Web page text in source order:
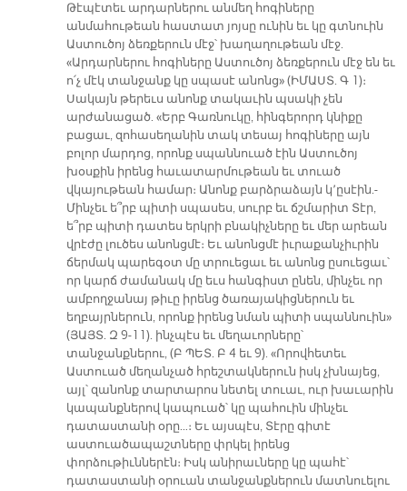
Թէպէտեւ արդարներու անմեղ հոգիները
անմահութեան հաստատ յոյսը ունին եւ կը գտնուին
Աստուծոյ ձեռքերուն մէջ՝ խաղաղութեան մէջ.
«Արդարներու հոգիները Աստուծոյ ձեռքերուն մէջ են եւ
ո՛չ մէկ տանջանք կը սպասէ անոնց» (ԻՄԱՍՏ. Գ 1)։
Սակայն թերեւս անոնք տակաւին պսակի չեն
արժանացած. «Երբ Գառնուկը, հինգերորդ կնիքը
բացաւ, զոհասեղանին տակ տեսայ հոգիները այն
բոլոր մարդոց, որոնք սպաննուած էին Աստուծոյ
խօսքին իրենց հաւատարմութեան եւ տուած
վկայութեան համար։ Անոնք բարձրաձայն կ՚ըսէին.-
Մինչեւ ե՞րբ պիտի սպասես, սուրբ եւ ճշմարիտ Տէր,
ե՞րբ պիտի դատես երկրի բնակիչները եւ մեր արեան
վրէժը լուծես անոնցմէ։ Եւ անոնցմէ իւրաքանչիւրին
ճերմակ պարեգօտ մը տրուեցաւ եւ անոնց ըսուեցաւ՝
որ կարճ ժամանակ մը եւս հանգիստ ընեն, մինչեւ որ
ամբողջանայ թիւը իրենց ծառայակիցներուն եւ
եղբայրներուն, որոնք իրենց նման պիտի սպաննուին»
(ՅԱՅՏ. Զ 9-11). ինչպէս եւ մեղաւորները՝
տանջանքներու, (Բ ՊԵՏ. Բ 4 եւ 9). «Որովհետեւ
Աստուած մեղանչած հրեշտակներուն իսկ չխնայեց,
այլ՝ զանոնք տարտարոս նետել տուաւ, ուր խաւարին
կապանքներով կապուած՝ կը պահուին մինչեւ
դատաստանի օրը…։ Եւ այսպէս, Տէրը գիտէ
աստուածապաշտները փրկել իրենց
փորձութիւններէն։ Իսկ անիրաւները կը պահէ՝
դատաստանի օրուան տանջանքներուն մատնուելու